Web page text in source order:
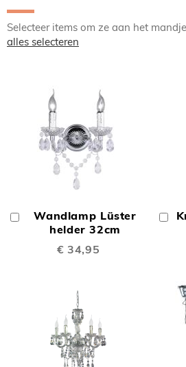
Selecteer items om ze aan het
alles selecteren
Wandlamp Lüster
helder 32cm
€ 34,95
Winkelwagen
In